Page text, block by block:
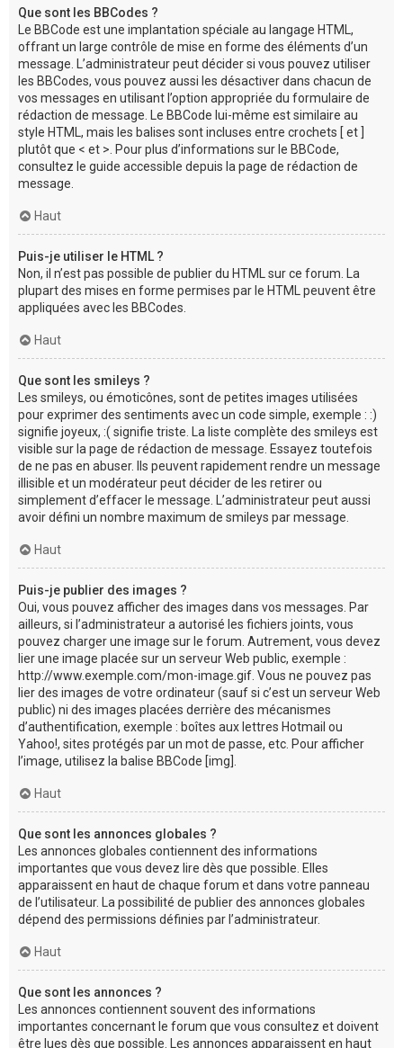
Que sont les BBCodes ?
Le BBCode est une implantation spéciale au langage HTML,
offrant un large contrôle de mise en forme des éléments d’un
message. L’administrateur peut décider si vous pouvez utiliser
les BBCodes, vous pouvez aussi les désactiver dans chacun de
vos messages en utilisant l’option appropriée du formulaire de
rédaction de message. Le BBCode lui-même est similaire au
style HTML, mais les balises sont incluses entre crochets [ et ]
plutôt que < et >. Pour plus d’informations sur le BBCode,
consultez le guide accessible depuis la page de rédaction de
message.
Haut
Puis-je utiliser le HTML ?
Non, il n’est pas possible de publier du HTML sur ce forum. La
plupart des mises en forme permises par le HTML peuvent être
appliquées avec les BBCodes.
Haut
Que sont les smileys ?
Les smileys, ou émoticônes, sont de petites images utilisées
pour exprimer des sentiments avec un code simple, exemple : :)
signifie joyeux, :( signifie triste. La liste complète des smileys est
visible sur la page de rédaction de message. Essayez toutefois
de ne pas en abuser. Ils peuvent rapidement rendre un message
illisible et un modérateur peut décider de les retirer ou
simplement d’effacer le message. L’administrateur peut aussi
avoir défini un nombre maximum de smileys par message.
Haut
Puis-je publier des images ?
Oui, vous pouvez afficher des images dans vos messages. Par
ailleurs, si l’administrateur a autorisé les fichiers joints, vous
pouvez charger une image sur le forum. Autrement, vous devez
lier une image placée sur un serveur Web public, exemple :
http://www.exemple.com/mon-image.gif. Vous ne pouvez pas
lier des images de votre ordinateur (sauf si c’est un serveur Web
public) ni des images placées derrière des mécanismes
d’authentification, exemple : boîtes aux lettres Hotmail ou
Yahoo!, sites protégés par un mot de passe, etc. Pour afficher
l’image, utilisez la balise BBCode [img].
Haut
Que sont les annonces globales ?
Les annonces globales contiennent des informations
importantes que vous devez lire dès que possible. Elles
apparaissent en haut de chaque forum et dans votre panneau
de l’utilisateur. La possibilité de publier des annonces globales
dépend des permissions définies par l’administrateur.
Haut
Que sont les annonces ?
Les annonces contiennent souvent des informations
importantes concernant le forum que vous consultez et doivent
être lues dès que possible. Les annonces apparaissent en haut